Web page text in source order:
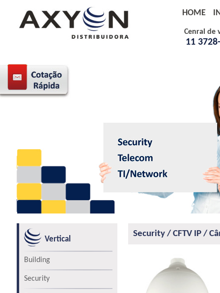
Cenral de
11
HOME
Vertical
Building
Security
Security / CFTV IP /